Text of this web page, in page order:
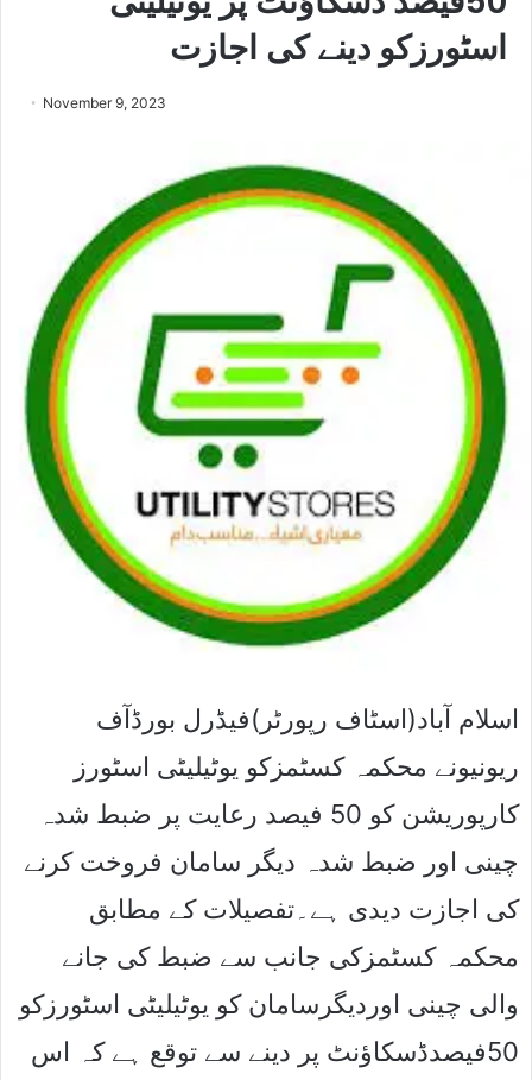
اسٹورزکو دینے کی اجازت
November 9, 2023
اسلام آباد(اسٹاف رپورٹر)فیڈرل بورڈآف
ریونیونے محکمہ کسٹمزکو یوٹیلیٹی اسٹورز
کارپوریشن کو 50 فیصد رعایت پر ضبط شدہ
چینی اور ضبط شدہ دیگر سامان فروخت کرنے
کی اجازت دیدی ہے۔تفصیلات کے مطابق
محکمہ کسٹمزکی جانب سے ضبط کی جانے
والی چینی اوردیگرسامان کو یوٹیلیٹی اسٹورزکو
50فیصدڈسکاﺅنٹ پر دینے سے توقع ہے کہ اس